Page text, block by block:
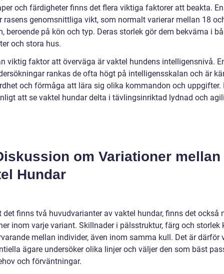
och färdigheter finns det flera viktiga faktorer att beakta.
rasens genomsnittliga vikt, som normalt varierar mellan 18
beroende på kön och typ. Deras storlek gör dem bekväma i
och stora hus.
viktig faktor att överväga är vaktel hundens intelligensnivå.
rankas de ofta högt på intelligensskalan och är
och förmåga att lära sig olika kommandon och uppgifter.
att se vaktel hundar delta i tävlingsinriktad lydnad och
om Variationer mellan
Hundar
det finns två huvudvarianter av vaktel hundar, finns det också
inom varje variant. Skillnader i pälsstruktur, färg och storlek
mellan individer, även inom samma kull. Det är därför
ägare undersöker olika linjer och väljer den som bäst
och förväntningar.